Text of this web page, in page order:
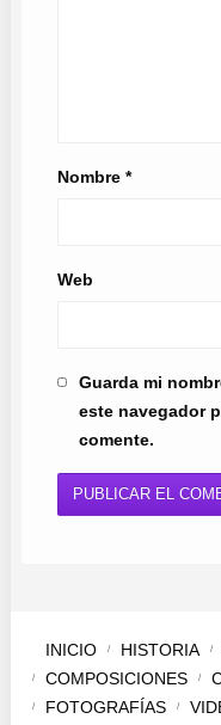
Nombre *
Web
Guarda mi
este navegador
comente.
INICIO HISTORIA
COMPOSICIONES
FOTOGRAFÍAS